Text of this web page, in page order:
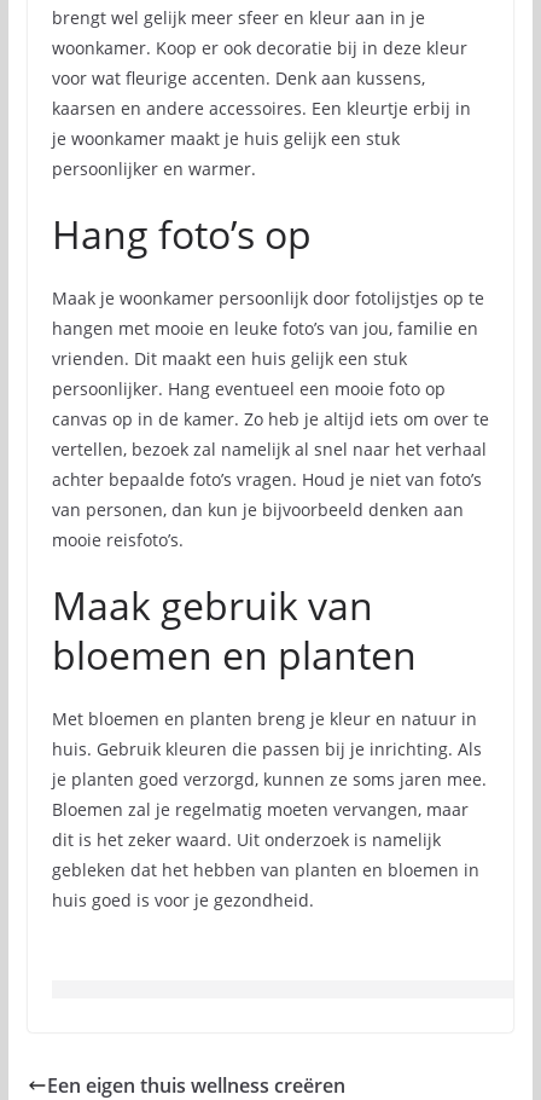
brengt wel gelijk meer sfeer en kleur aan in je
woonkamer. Koop er ook decoratie bij in deze kleur
voor wat fleurige accenten. Denk aan kussens,
kaarsen en andere accessoires. Een kleurtje erbij in
je woonkamer maakt je huis gelijk een stuk
persoonlijker en warmer.
Hang foto’s op
Maak je woonkamer persoonlijk door fotolijstjes op te
hangen met mooie en leuke foto’s van jou, familie en
vrienden. Dit maakt een huis gelijk een stuk
persoonlijker. Hang eventueel een mooie foto op
canvas op in de kamer. Zo heb je altijd iets om over te
vertellen, bezoek zal namelijk al snel naar het verhaal
achter bepaalde foto’s vragen. Houd je niet van foto’s
van personen, dan kun je bijvoorbeeld denken aan
mooie reisfoto’s.
Maak gebruik van
bloemen en planten
Met bloemen en planten breng je kleur en natuur in
huis. Gebruik kleuren die passen bij je inrichting. Als
je planten goed verzorgd, kunnen ze soms jaren mee.
Bloemen zal je regelmatig moeten vervangen, maar
dit is het zeker waard. Uit onderzoek is namelijk
gebleken dat het hebben van planten en bloemen in
huis goed is voor je gezondheid.
Een eigen thuis wellness creëren